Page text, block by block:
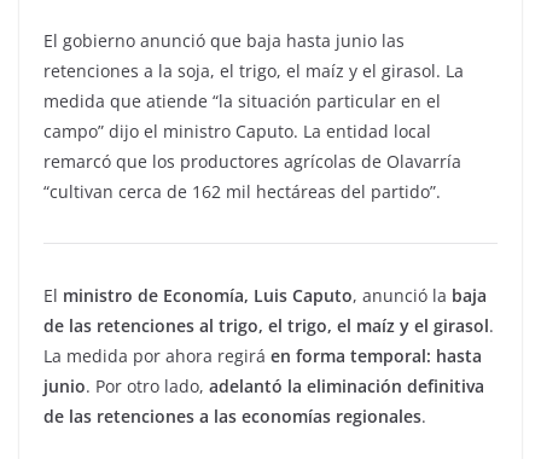
El gobierno anunció que baja hasta junio las
retenciones a la soja, el trigo, el maíz y el girasol. La
medida que atiende “la situación particular en el
campo” dijo el ministro Caputo. La entidad local
remarcó que los productores agrícolas de Olavarría
“cultivan cerca de 162 mil hectáreas del partido”.
El ministro de Economía, Luis Caputo, anunció la baja
de las retenciones al trigo, el trigo, el maíz y el girasol.
La medida por ahora regirá en forma temporal: hasta
junio. Por otro lado, adelantó la eliminación definitiva
de las retenciones a las economías regionales.